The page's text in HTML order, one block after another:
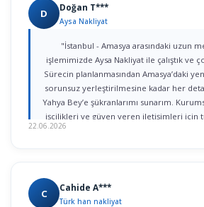
D Doğan T***
Aysa Nakliyat
"İstanbul - Amasya arasındaki uzun
işlemimizde Aysa Nakliyat ile çalıştık ve
Sürecin planlanmasından Amasya’daki
sorunsuz yerleştirilmesine kadar her
Yahya Bey’e şükranlarımı sunarım.
işçilikleri ve güven veren iletişimleri için
22.06.2026
C Cahide A***
Türk han nakliyat